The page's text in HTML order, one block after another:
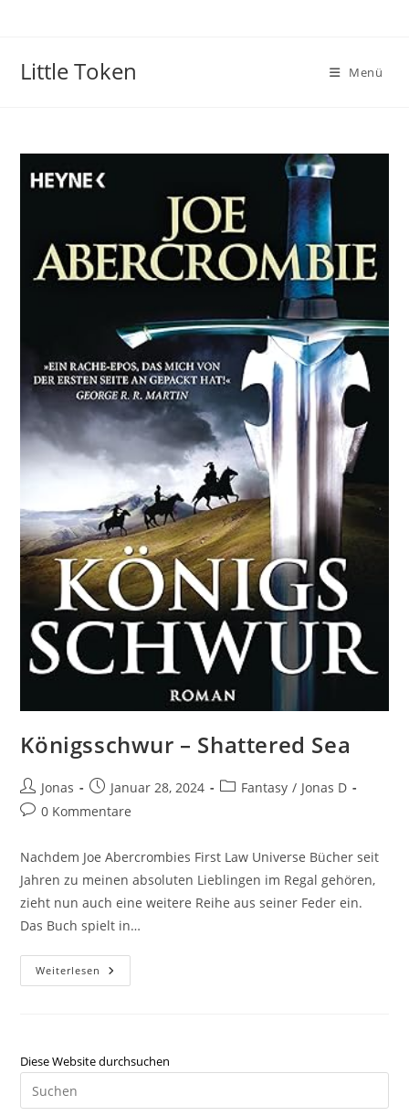
Little Token Menü
Königsschwur – Shattered Sea
Jonas Januar 28, 2024 Fantasy / Jonas D
0 Kommentare
Nachdem Joe Abercrombies First Law Universe Bücher seit
Jahren zu meinen absoluten Lieblingen im Regal gehören,
zieht nun auch eine weitere Reihe aus seiner Feder ein.
Das Buch spielt in…
Weiterlesen
Diese Website durchsuchen